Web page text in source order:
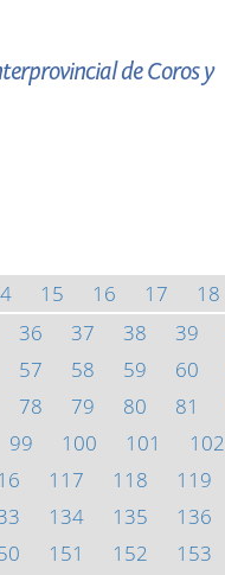
de Coros y
15 16 17 18
36 37 38 39
57 58 59 60
78 79 80 81
99 100 101 102
117 118 119
134 135 136
151 152 153